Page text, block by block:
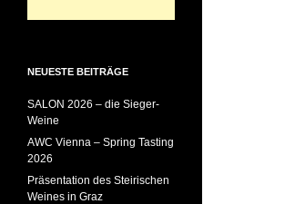
NEUESTE BEITRÄGE
SALON 2026 – die Sieger-
Weine
AWC Vienna – Spring Tasting
2026
Präsentation des Steirischen
Weines in Graz